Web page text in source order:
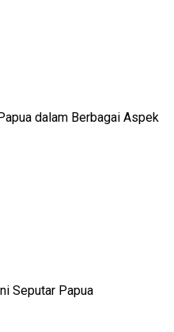
dalam Berbagai Aspek
Seputar Papua